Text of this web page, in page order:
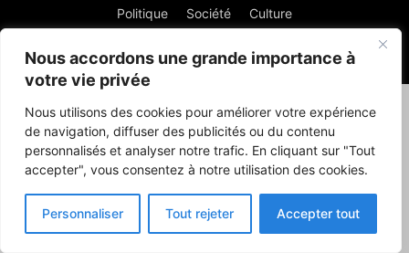
Nous accordons une grande importance à
votre vie privée
Nous utilisons des cookies pour améliorer votre expérience
de navigation, diffuser des publicités ou du contenu
personnalisés et analyser notre trafic. En cliquant sur "Tout
accepter", vous consentez à notre utilisation des cookies.
Personnaliser Tout rejeter Accepter tout
Politique Société Culture
© Powered by digitXplus Francophone